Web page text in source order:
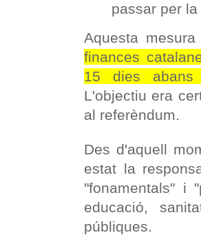
passar per
Aquesta mesura
finances
15 dies
L'objectiu era
al referèndum.
Des d'aquell
estat la
"fonamentals" i
educació,
públiques.